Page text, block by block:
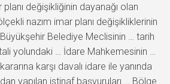
değişikliğinin dayanağı olan
nazım imar planı değişikliklerinin
Belediye Meclisinin … tarih
yolundaki … İdare Mahkemesinin …
karşı davalı idare ile yanında
yapılan istinaf başvuruları … Bölge